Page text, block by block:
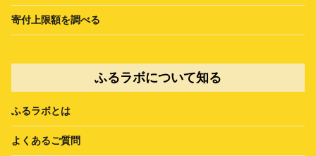
寄付上限額を調べる
ふるラボについて知る
ふるラボとは
よくあるご質問